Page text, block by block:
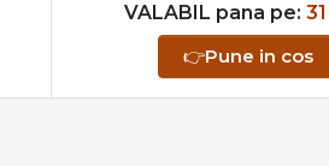
VALABIL pana pe:
👉Pune in cos